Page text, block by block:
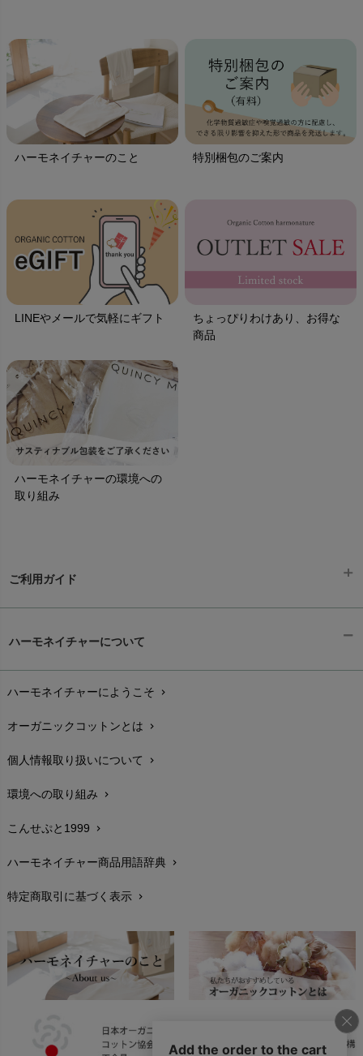
ハーモネイチャーのこと 特別梱包のご案内
LINEやメールで気軽にギフト
ちょっぴりわけあり、お得な
商品
ハーモネイチャーの環境への
取り組み
ご利用ガイド
配送と送料chevron_right
在庫状況と発送予定chevron_right
サイズ・寸法chevron_right
生地・素材chevron_right
お手入れについて
レビューを書こうchevron_right
返品交換chevron_right
FAXでのご注文
お問い合わせchevron_right
ハーモネイチャーについて
ハーモネイチャーにようこそ chevron_right
オーガニックコットンとは chevron_right
個人情報取り扱いについて chevron_right
環境への取り組み chevron_right
こんせぷと1999 chevron_right
ハーモネイチャー商品用語辞典 chevron_right
特定商取引に基づく表示 chevron_right